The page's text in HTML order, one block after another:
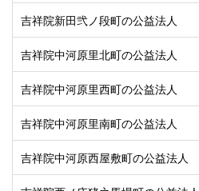
吉祥院新田弐ノ段町の公益法人
吉祥院中河原里北町の公益法人
吉祥院中河原里西町の公益法人
吉祥院中河原里南町の公益法人
吉祥院中河原西屋敷町の公益法人